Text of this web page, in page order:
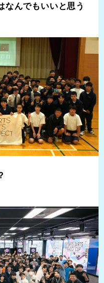
なんでもいいと思う